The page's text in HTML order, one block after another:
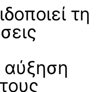
τη
αύξηση